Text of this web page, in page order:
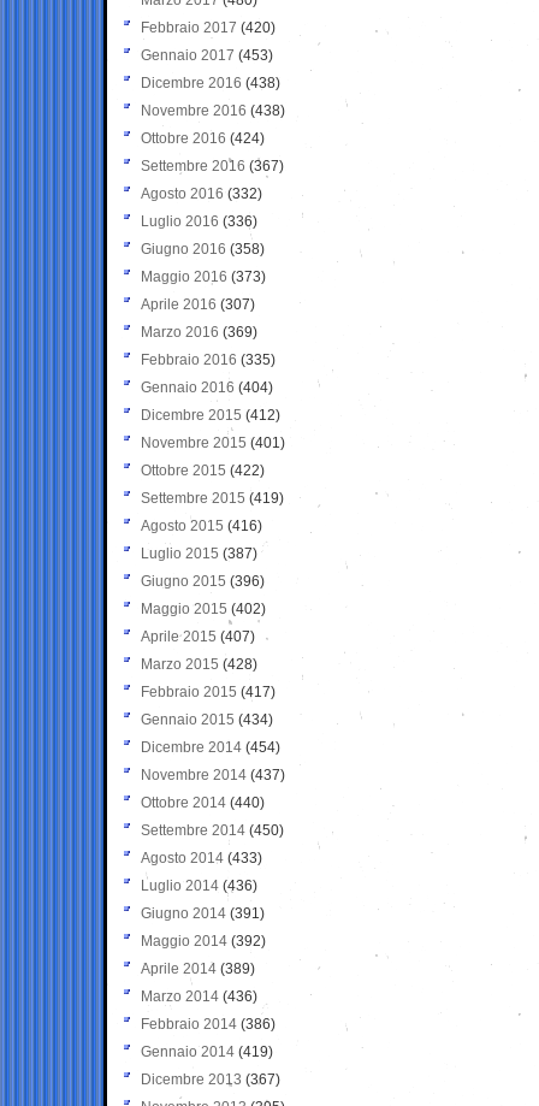
Febbraio 2017 (420)
Gennaio 2017 (453)
Dicembre 2016 (438)
Novembre 2016 (438)
Ottobre 2016 (424)
Settembre 2016 (367)
Agosto 2016 (332)
Luglio 2016 (336)
Giugno 2016 (358)
Maggio 2016 (373)
Aprile 2016 (307)
Marzo 2016 (369)
Febbraio 2016 (335)
Gennaio 2016 (404)
Dicembre 2015 (412)
Novembre 2015 (401)
Ottobre 2015 (422)
Settembre 2015 (419)
Agosto 2015 (416)
Luglio 2015 (387)
Giugno 2015 (396)
Maggio 2015 (402)
Aprile 2015 (407)
Marzo 2015 (428)
Febbraio 2015 (417)
Gennaio 2015 (434)
Dicembre 2014 (454)
Novembre 2014 (437)
Ottobre 2014 (440)
Settembre 2014 (450)
Agosto 2014 (433)
Luglio 2014 (436)
Giugno 2014 (391)
Maggio 2014 (392)
Aprile 2014 (389)
Marzo 2014 (436)
Febbraio 2014 (386)
Gennaio 2014 (419)
Dicembre 2013 (367)